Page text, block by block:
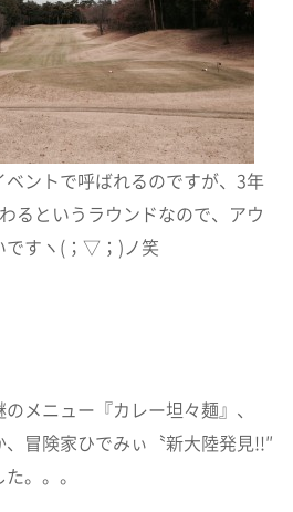
ントで呼ばれるのですが、3年
るというラウンドなので、アウ
ですヽ(；▽；)ノ笑
メニュー『カレー坦々麺』、
冒険家ひでみぃ〝新大陸発見!!″
。。。